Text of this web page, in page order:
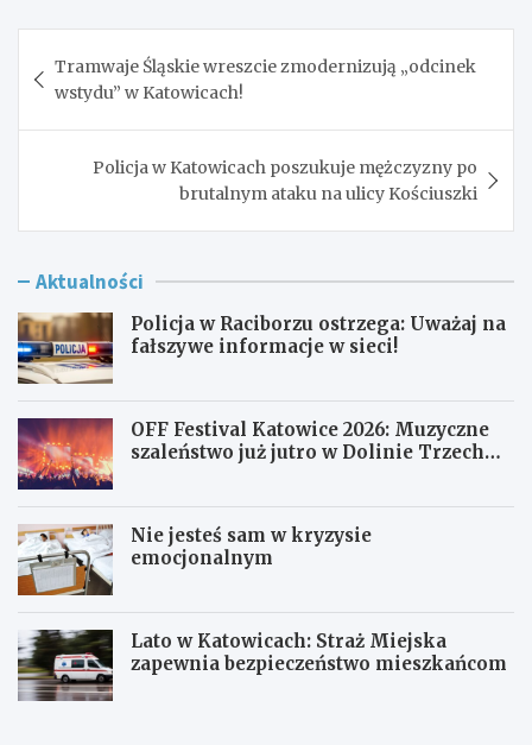
Nawigacja
wpisu
Tramwaje Śląskie wreszcie zmodernizują „odcinek
wstydu” w Katowicach!
Policja w Katowicach poszukuje mężczyzny po
brutalnym ataku na ulicy Kościuszki
Aktualności
Policja w Raciborzu ostrzega: Uważaj na
fałszywe informacje w sieci!
OFF Festival Katowice 2026: Muzyczne
szaleństwo już jutro w Dolinie Trzech
Nie jesteś sam w kryzysie
emocjonalnym
Lato w Katowicach: Straż Miejska
zapewnia bezpieczeństwo mieszkańcom
P
O